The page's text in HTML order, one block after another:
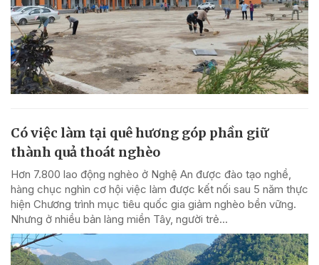
Có việc làm tại quê hương góp phần giữ
thành quả thoát nghèo
Hơn 7.800 lao động nghèo ở Nghệ An được đào tạo nghề,
hàng chục nghìn cơ hội việc làm được kết nối sau 5 năm thực
hiện Chương trình mục tiêu quốc gia giảm nghèo bền vững.
Nhưng ở nhiều bản làng miền Tây, người trẻ...